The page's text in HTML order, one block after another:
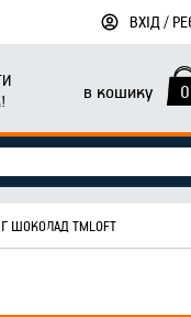
ВХІД /
в кошику 0
ШОКОЛАД ТМLOFT